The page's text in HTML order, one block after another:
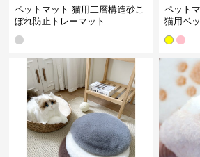
ペットマット 猫用二層構造砂こ
ぼれ防止トレーマット
ペット
猫用ベ